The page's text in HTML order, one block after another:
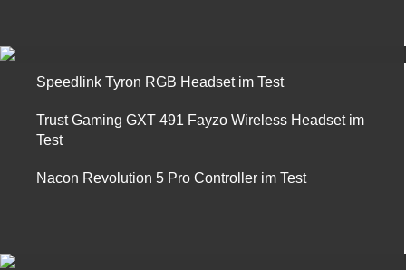
Speedlink Tyron RGB Headset im Test
Trust Gaming GXT 491 Fayzo Wireless Headset im
Test
Nacon Revolution 5 Pro Controller im Test